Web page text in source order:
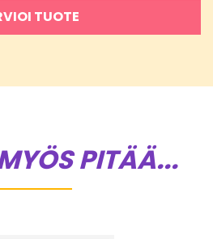
TUOTE
PITÄÄ...